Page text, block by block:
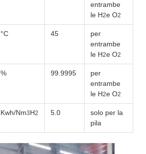
entrambe
le H2e O2
°C 45
per
entrambe
le H2e O2
% 99.9995
per
entrambe
le H2e O2
Kwh/Nm3H2 5.0
solo per la
pila